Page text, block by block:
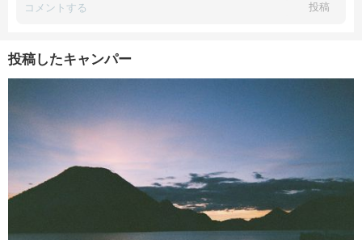
投稿
投稿したキャンパー